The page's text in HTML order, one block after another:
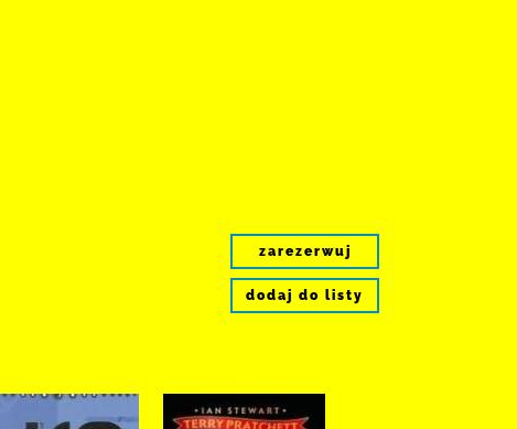
zarezerwuj
dodaj do listy